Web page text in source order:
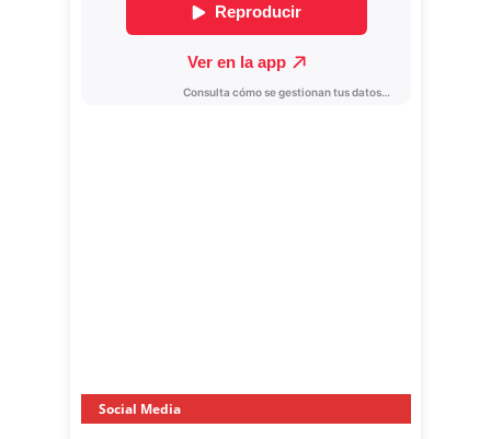
Social Media